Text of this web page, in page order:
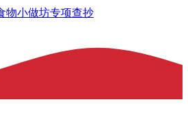
物小做坊专项查抄